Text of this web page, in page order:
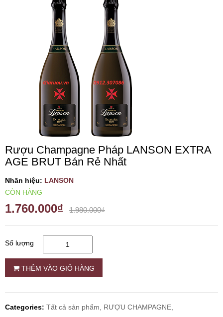
VANG TÂY BAN NHA
RƯỢU VANG MỸ
RƯỢU VANG NGỌT
RƯỢU VANG BỊCH
RƯỢU VANG ÚC
RƯỢU VANG ÁO
RƯỢU SỮA
RƯỢU WHISKY
RƯỢU XO BRANDY
Rượu Champagne Pháp LANSON EXTRA
AGE BRUT Bán Rẻ Nhất
Nhãn hiệu: LANSON
CÒN HÀNG
1.760.000₫ 1.980.000₫
Số lượng
THÊM VÀO GIỎ HÀNG
Categories: Tất cả sản phẩm,
RƯỢU CHAMPAGNE,